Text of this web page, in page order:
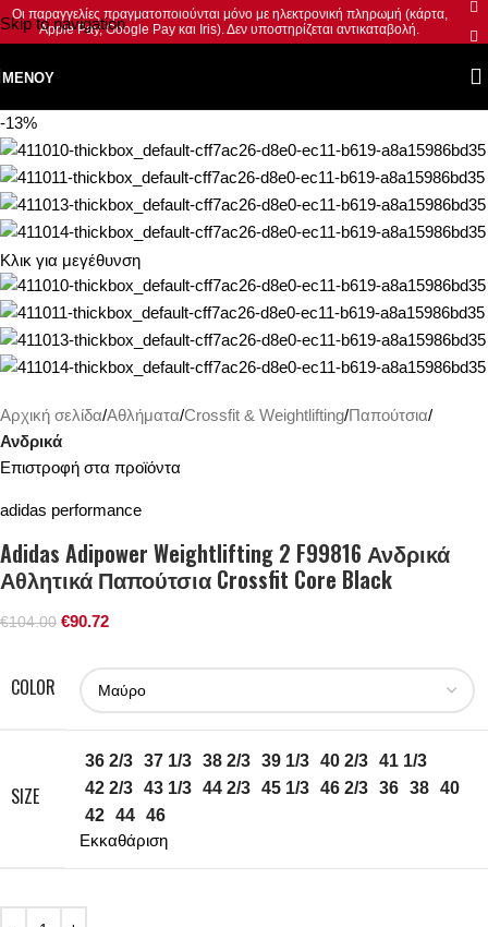
Skip to navigation
Skip to main content
Οι παραγγελίες πραγματοποιούνται μόνο με ηλεκτρονική πληρωμή (κάρτα,
Apple Pay, Google Pay και Iris). Δεν υποστηρίζεται αντικαταβολή.
ΜΕΝΟΎ
-13%
Κλικ για μεγέθυνση
Αρχική σελίδα Αθλήματα Crossfit & Weightlifting Παπούτσια
Ανδρικά
Επιστροφή στα προϊόντα
adidas performance
Adidas Adipower Weightlifting 2 F99816 Ανδρικά
Αθλητικά Παπούτσια Crossfit Core Black
€104.00 €90.72
COLOR
SIZE
36 2/3 37 1/3 38 2/3 39 1/3 40 2/3 41 1/3
42 2/3 43 1/3 44 2/3 45 1/3 46 2/3 36 38 40
42 44 46
Εκκαθάριση